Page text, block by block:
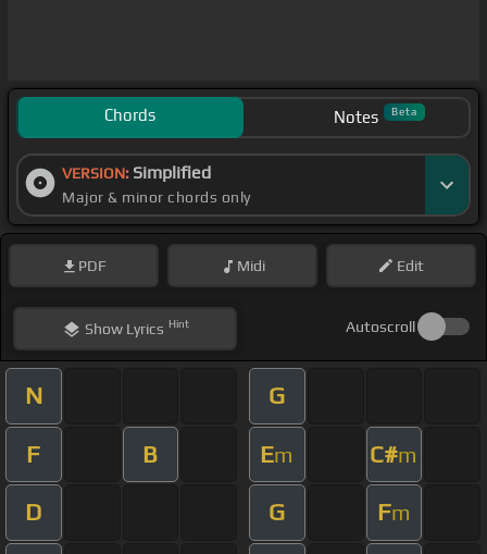
Chords Notes Beta
VERSION: Simplified
Major & minor chords only
PDF Midi Edit
ShowLyrics Hint Autoscroll
N G
F B Em C#m
D G Fm